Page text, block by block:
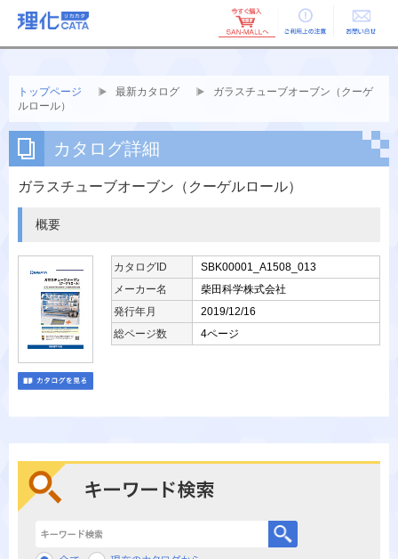
ご利用上の お問い合せ
トップページ 最新カタログ
ガラスチューブオーブン（クーゲ
ルロール）
カタログ詳細
ガラスチューブオーブン（クーゲルロール）
概要
カタログID
SBK00001_A1508_013
メーカー名
柴田科学株式会社
発行年月
2019/12/16
総ページ数
4ページ
キーワード検索